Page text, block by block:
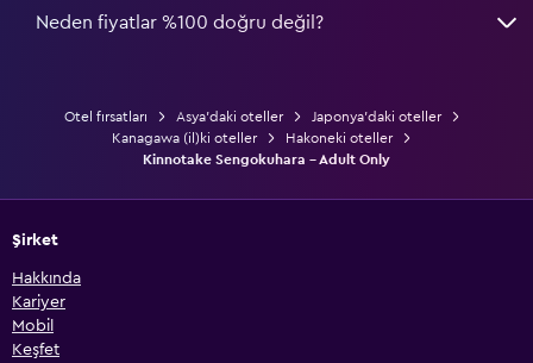
Neden fiyatlar %100 doğru değil?
Otel fırsatları Asya'daki oteller
Japonya'daki oteller
Kanagawa (il)ki oteller
Hakoneki oteller
Kinnotake Sengokuhara - Adult Only
Şirket
Hakkında
Kariyer
Mobil
Keşfet